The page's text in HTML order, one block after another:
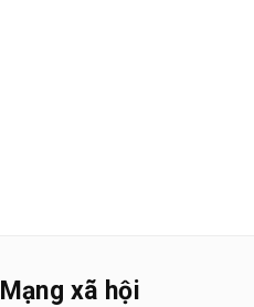
Mạng xã hội